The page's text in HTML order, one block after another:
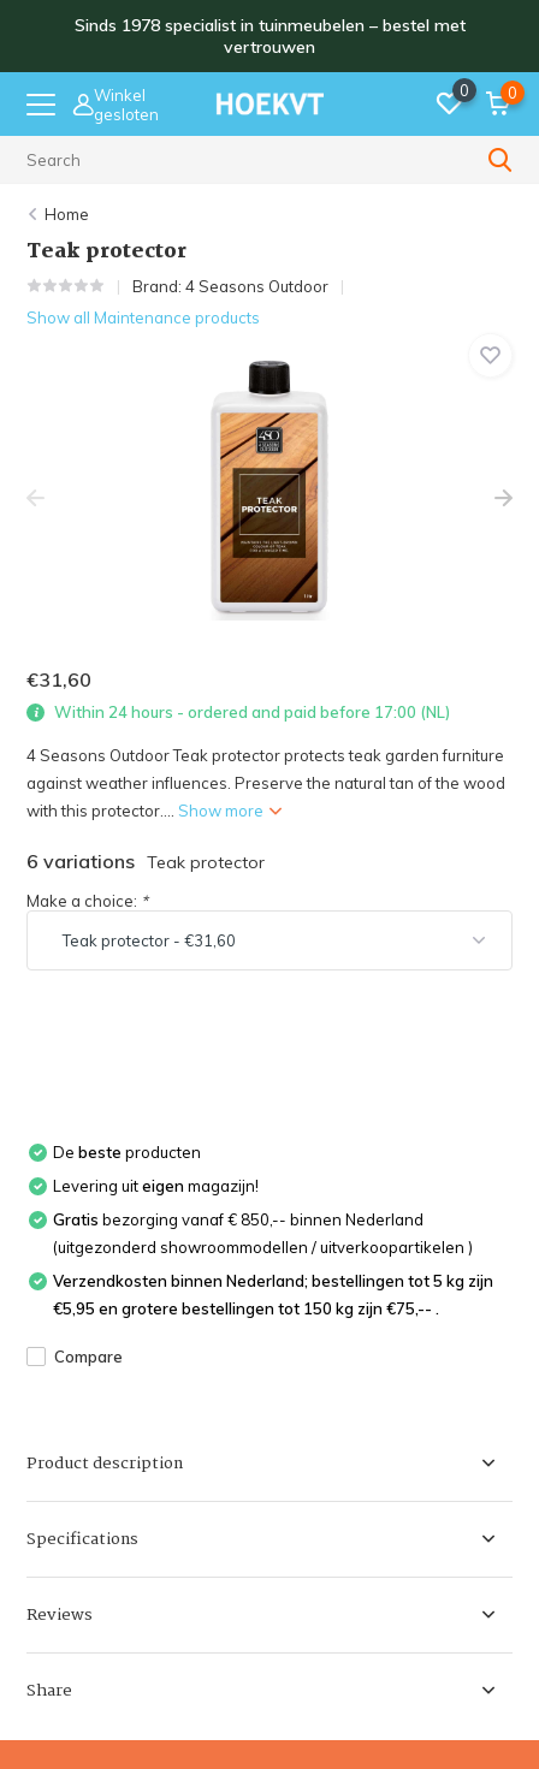
Sinds 1978 specialist in tuinmeubelen – bestel met
vertrouwen
Winkel
gesloten
0 0
Home
Teak protector
Brand:4 Seasons Outdoor
Show all Maintenance products
€31,60
Within 24 hours - ordered and paid before 17:00 (NL)
4 Seasons Outdoor Teak protector protects teak garden furniture
against weather influences. Preserve the natural tan of the wood
with this protector.... Show more
6 variations Teak protector
Make a choice: *
Debeste producten
Levering uiteigen magazijn!
Gratis bezorging vanaf € 850,-- binnen Nederland
(uitgezonderd showroommodellen / uitverkoopartikelen )
Verzendkosten binnen Nederland; bestellingen tot 5 kg zijn
€5,95 en grotere bestellingen tot 150 kg zijn €75,-- .
Compare
Product description
Specifications
Reviews
Share